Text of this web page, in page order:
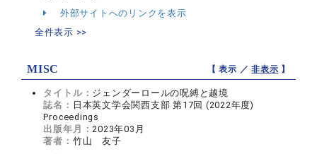
外部サイトへのリンクを表示
全件表示 >>
MISC 【 表示 ／非表示 】
タイトル： ジェンダーロールの呪縛と越境
誌名： 日本英文学会関西支部 第17回 (2022年度)
Proceedings
出版年月：2023年03月
著者： 竹山 友子